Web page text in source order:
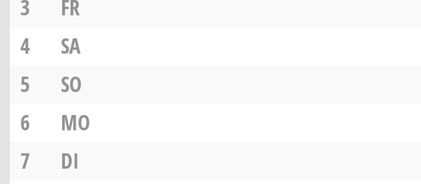
3
FR
4
SA
5
SO
6
MO
7
DI